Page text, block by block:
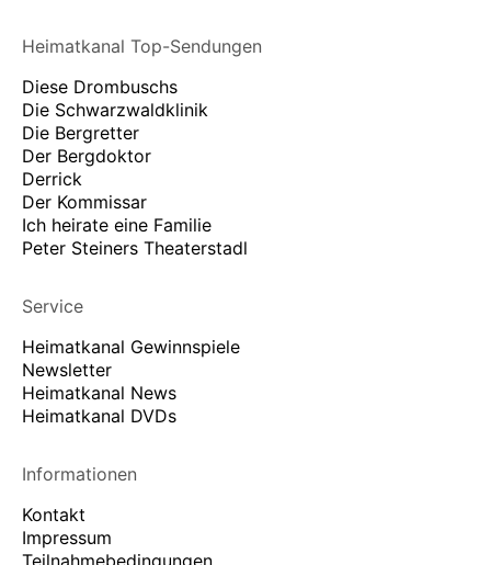
Heimatkanal Top-Sendungen
Diese Drombuschs
Die Schwarzwaldklinik
Die Bergretter
Der Bergdoktor
Derrick
Der Kommissar
Ich heirate eine Familie
Peter Steiners Theaterstadl
Service
Heimatkanal Gewinnspiele
Newsletter
Heimatkanal News
Heimatkanal DVDs
Informationen
Kontakt
Impressum
Teilnahmebedingungen